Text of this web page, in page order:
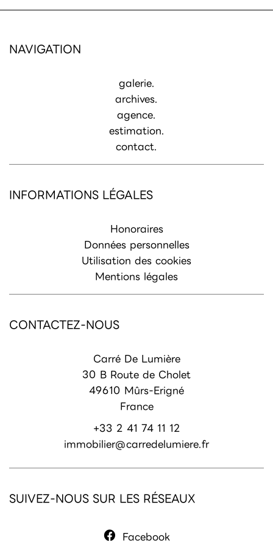
NAVIGATION
galerie.
archives.
agence.
estimation.
contact.
INFORMATIONS LÉGALES
Honoraires
Données personnelles
Utilisation des cookies
Mentions légales
CONTACTEZ-NOUS
Carré De Lumière
30 B Route de Cholet
49610 Mûrs-Erigné
France
+33 2 41 74 11 12
immobilier@carredelumiere.fr
SUIVEZ-NOUS SUR LES RÉSEAUX
Facebook